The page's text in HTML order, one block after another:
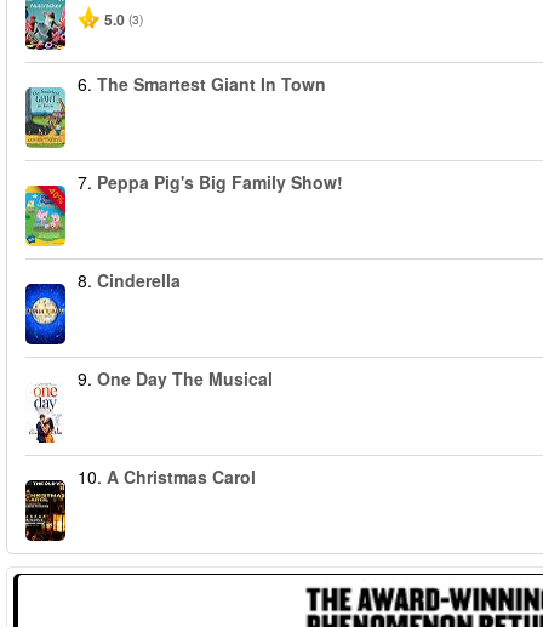
5.0 (3)
6. The Smartest Giant In Town
-40%
7. Peppa Pig's Big Family Show!
8. Cinderella
9. One Day The Musical
10. A Christmas Carol